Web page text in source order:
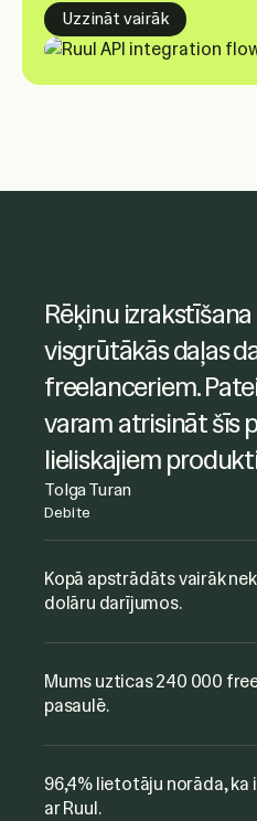
Uzzināt vairāk
Ruul ļāva man
freelanceru
pārvaldīt
apmierināta ar to,
jautājumi.
Joanna Dworniczak
kyu Collective
Rēķinu
visgrūtākās daļas
freelanceriem.
varam atrisināt šīs
lieliskajiem
Tolga Turan
Debite
Šis ir ļoti ērts veids,
freelanceriem, tas
nesarežģīti.
atbalsts! Es to
Fabio Minuzzi
The Gate Music
Kopā apstrādāts vairāk
dolāru darījumos.
Mums uzticas 240 000
pasaulē.
96,4% lietotāju norāda, ka
ar Ruul.